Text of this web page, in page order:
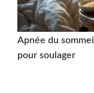
Apnée du
pour soulager